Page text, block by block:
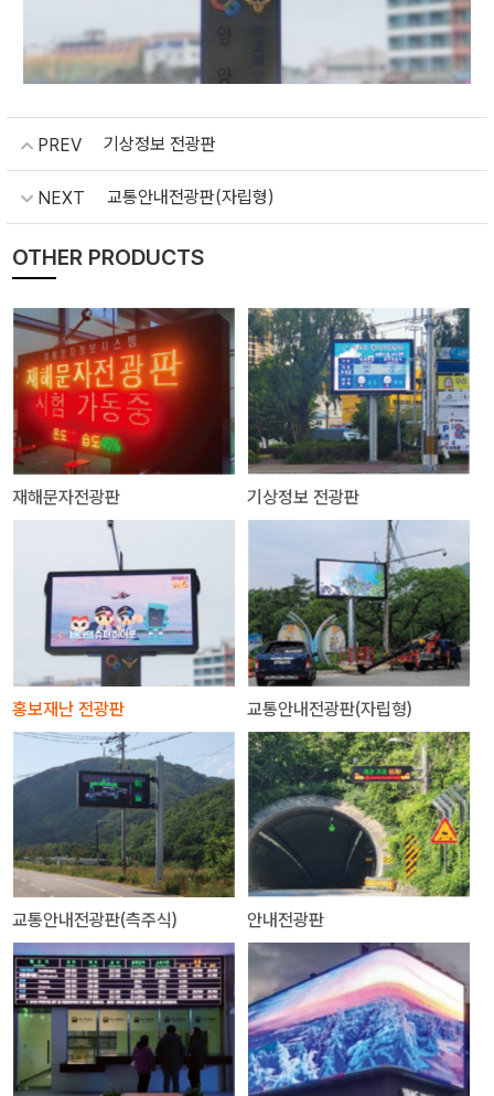
PREV 기상정보 전광판
NEXT 교통안내전광판(자립형)
OTHER PRODUCTS
재해문자전광판 기상정보 전광판
홍보재난 전광판 교통안내전광판(자립형)
교통안내전광판(측주식) 안내전광판